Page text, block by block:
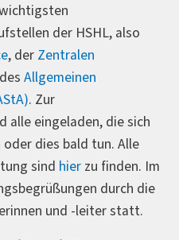
der HSHL, also
, der Zentralen
Allgemeinen
. Zur
alle eingeladen, die sich
dies bald tun. Alle
sind hier zu finden. Im
durch die
und -leiter statt.